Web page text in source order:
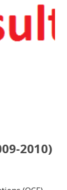
धुन(देउसी
व्यावसायिक
भेटिएका
संगित यहाँबाट
शुभ दिपावलीको
2010)